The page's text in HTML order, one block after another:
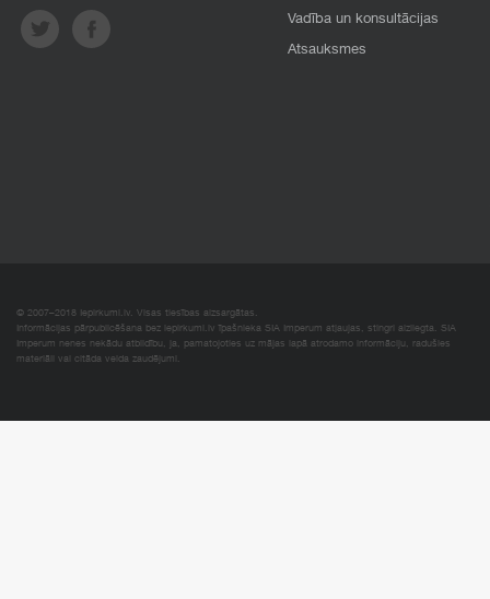
Vadība un konsultācijas
Atsauksmes
© 2007–2018 Iepirkumi.lv. Visas tiesības aizsargātas.
Informācijas pārpublicēšana bez iepirkumi.lv īpašnieka SIA Imperum atļaujas, stingri aizliegta. SIA
Imperum nenes nekādu atbildību, ja, pamatojoties uz mājas lapā atrodamo informāciju, radušies
materiāli vai citāda veida zaudējumi.